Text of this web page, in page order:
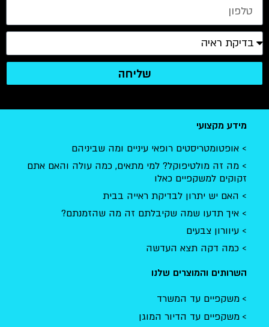
שליחה
מידע מקצועי
אופטומטריסטים רופאי עיניים ומה שביניהם
מה זה מולטיפוקל? למי מתאים, כמה עולה והאם אתם
זקוקים למשקפיים כאלו
האם יש יתרון לבדיקת ראייה בבית
איך תדעו שמה שקיבלתם זה מה שהזמנתם?
עיוורון צבעים
כמה דקה תצא העדשה
השרותים והמוצרים שלנו
משקפיים עד המשרד
משקפיים עד הדיור המוגן